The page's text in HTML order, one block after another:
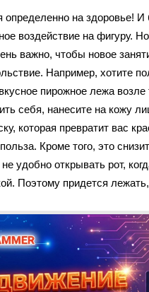
определенно на здоровье! И
воздействие на фигуру.
важно, чтобы новое
Например, хотите
пирожное лежа
себя, нанесите на кожу
которая превратит вас
Кроме того, это
удобно открывать рот,
Поэтому придется